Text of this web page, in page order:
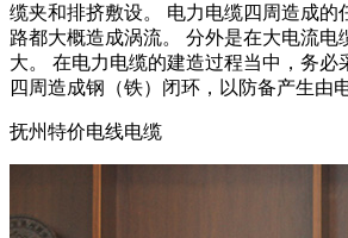
缆夹和排挤敷设。 电力电缆四周造成的
路都大概造成涡流。 分外是在大电流电
大。 在电力电缆的建造过程当中，务必
四周造成钢（铁）闭环，以防备产生由
抚州特价电线电缆